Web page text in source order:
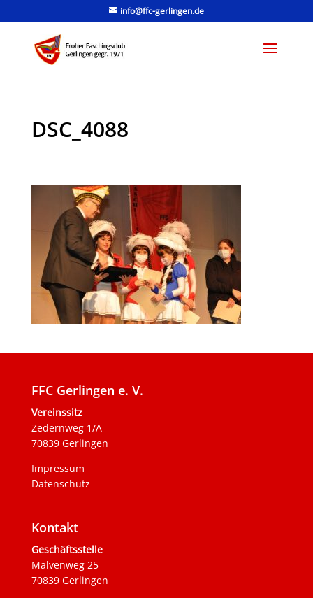
info@ffc-gerlingen.de
DSC_4088
FFC Gerlingen e. V.
Vereinssitz
Zedernweg 1/A
70839 Gerlingen
Impressum
Datenschutz
Kontakt
Geschäftsstelle
Malvenweg 25
70839 Gerlingen